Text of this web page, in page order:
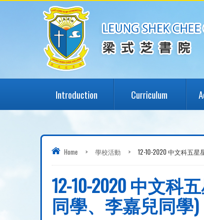
Introduction Curriculum
Home > 學校活動 > 12-10-2020 中文科五
12-10-2020 中文
同學、李嘉兒同學)